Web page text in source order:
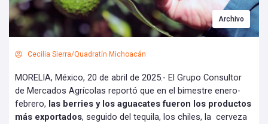
Archivo
Cecilia Sierra/Quadratín Michoacán
MORELIA, México, 20 de abril de 2025.- El Grupo Consultor
de Mercados Agrícolas reportó que en el bimestre enero-
febrero, las berries y los aguacates fueron los productos
más exportados, seguido del tequila, los chiles, la cerveza